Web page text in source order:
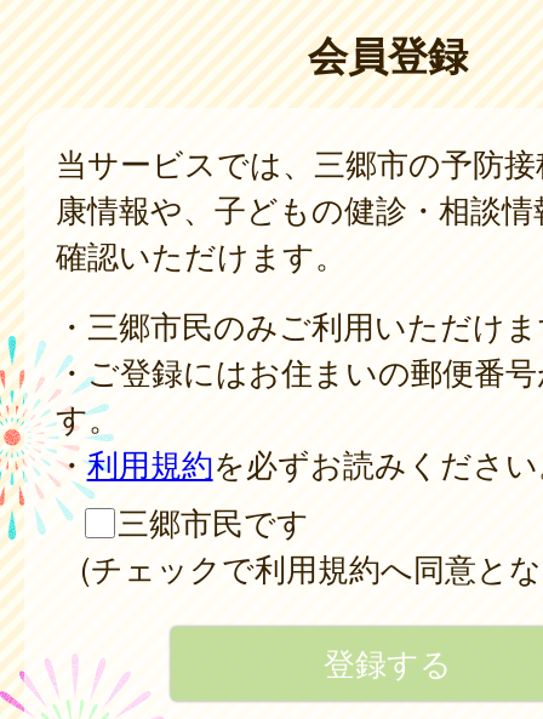
会員登録
当サービスでは、三郷市の予防
康情報や、子どもの健診・相談
確認いただけます。
・三郷市民のみご利用いただけ
・ご登録にはお住まいの郵便番
す。
・利用規約を必ずお読みくださ
三郷市民です
(チェックで利用規約へ同意と